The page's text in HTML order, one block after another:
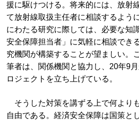
援に駆けつける。将来的には、放射
て放射線取扱主任者に相談するよう
にわたる研究に際しては、必要な知
安全保障担当者」に気軽に相談でき
究機関が構築することが望ましい。
筆者は、関係機関と協力し、20年9
ロジェクトを立ち上げている。
そうした対策を講ずる上で何より
自由である。経済安全保障は国策と